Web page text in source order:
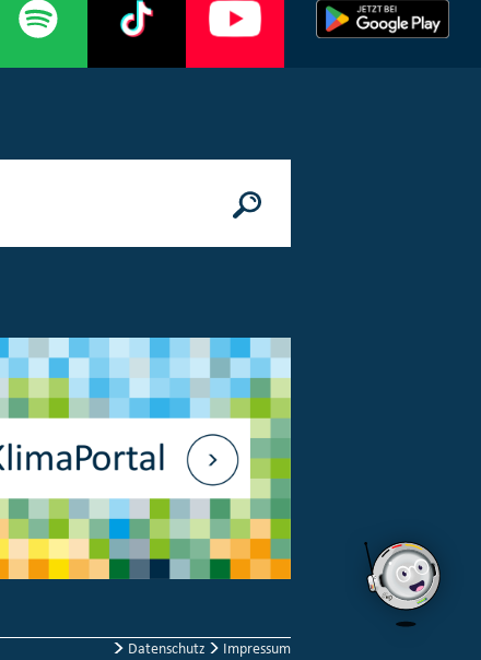
Datenschutz Impressum